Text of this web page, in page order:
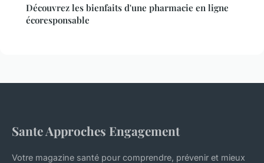
Découvrez les bienfaits d'une pharmacie en ligne
écoresponsable
Sante Approches Engagement
Votre magazine santé pour comprendre, prévenir et mieux